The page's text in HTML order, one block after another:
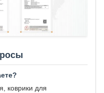
коврики для